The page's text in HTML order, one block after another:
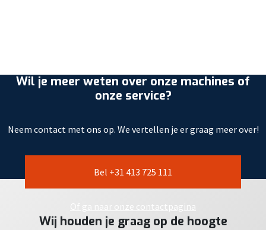
Wil je meer weten over onze machines of
onze service?
Neem contact met ons op. We vertellen je er graag meer over!
Bel +31 413 725 111
Of ga naar onze contactpagina
Wij houden je graag op de hoogte